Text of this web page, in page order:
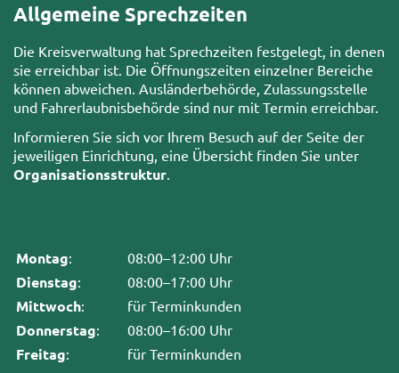
Allgemeine Sprechzeiten
Die Kreisverwaltung hat Sprechzeiten festgelegt, in denen
sie erreichbar ist. Die Öffnungszeiten einzelner Bereiche
können abweichen. Ausländerbehörde, Zulassungsstelle
und Fahrerlaubnisbehörde sind nur mit Termin erreichbar.
Informieren Sie sich vor Ihrem Besuch auf der Seite der
jeweiligen Einrichtung, eine Übersicht finden Sie unter
Organisationsstruktur
Montag: 08:00–12:00 Uhr
Dienstag: 08:00–17:00 Uhr
Mittwoch: für Terminkunden
Donnerstag: 08:00–16:00 Uhr
Freitag: für Terminkunden